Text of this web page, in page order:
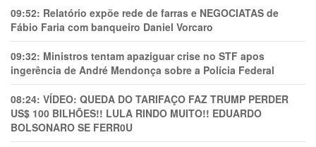
09:52: Relatório expõe rede de farras e NEGOCIATAS de
Fábio Faria com banqueiro Daniel Vorcaro
09:32: Ministros tentam apaziguar crise no STF apos
ingerência de André Mendonça sobre a Polícia Federal
08:24: VÍDEO: QUEDA DO TARIFAÇO FAZ TRUMP PERDER
US$ 100 BILHÕES!! LULA RINDO MUITO!! EDUARDO
BOLSONARO SE FERR0U